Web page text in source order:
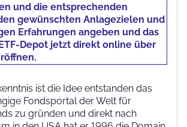
und die entsprechenden
gewünschten Anlagezielen und
Erfahrungen angeben und das
Depot jetzt direkt online über
ist die Idee entstanden das
Fondsportal der Welt für
zu gründen und direkt nach